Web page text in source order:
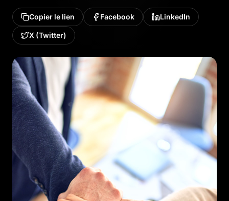
Copier le lien Facebook LinkedIn
X (Twitter)